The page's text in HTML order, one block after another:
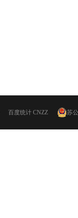
百度统计 CNZZ 苏